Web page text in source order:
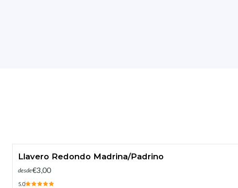
Llavero Redondo Madrina/Padrino
desde€3,00
5.0